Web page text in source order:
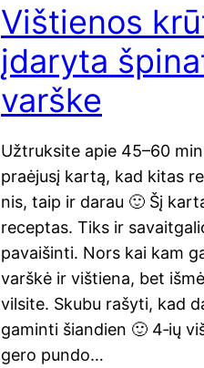
Vištienos
įdaryta
varške
Užtruk­si­te apie 45–60
pra­ėju­sį kar­tą, kad kitas
nis, taip ir darau 🙂 Šį
recep­tas. Tiks ir
pavai­šin­ti. Nors kai kam
varš­kė ir viš­tie­na, bet
vil­si­te. Sku­bu rašy­ti, kad
ga­min­ti šiandien 🙂 4‑ių
gero pun­do…